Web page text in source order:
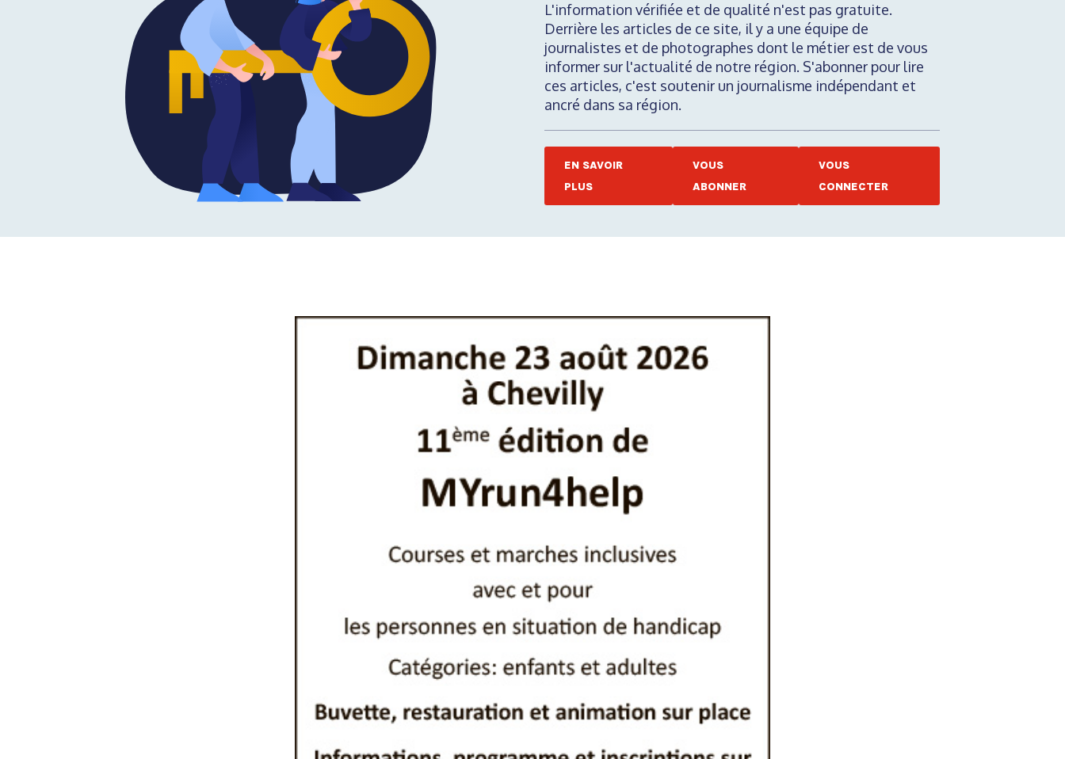
L'information vérifiée et de qualité n'est pas gratuite.
Derrière les articles de ce site, il y a une équipe de
journalistes et de photographes dont le métier est de vous
informer sur l'actualité de notre région. S'abonner pour lire
ces articles, c'est soutenir un journalisme indépendant et
ancré dans sa région.
EN SAVOIR
PLUS
VOUS
ABONNER
VOUS
CONNECTER